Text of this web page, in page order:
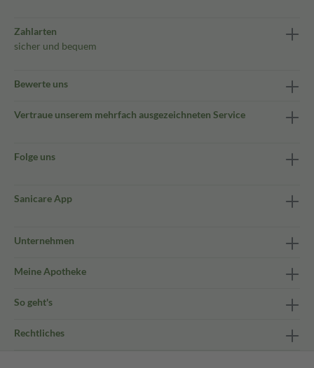
Zahlarten
sicher und bequem
Bewerte uns
Vertraue unserem mehrfach ausgezeichneten Service
Folge uns
Sanicare App
Unternehmen
Meine Apotheke
So geht's
Rechtliches